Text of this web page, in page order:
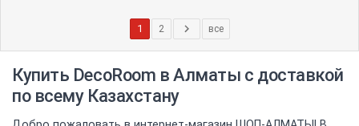
1 2 все
Купить DecoRoom в Алматы с доставкой
по всему Казахстану